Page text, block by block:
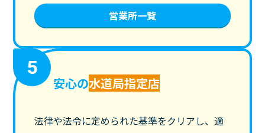
営業所一覧
5
安心の水道局指定店
法律や法令に定められた基準をクリアし、適